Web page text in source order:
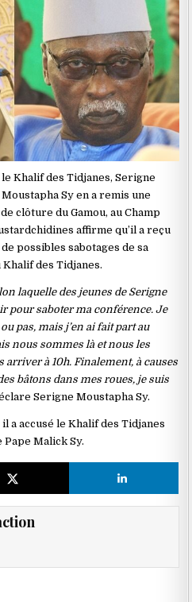
Khalif des Tidjanes, Serigne
Sy en a remis une
clôture du Gamou, au Champ
affirme qu’il a reçu
possibles sabotages de sa
des Tidjanes.
laquelle des jeunes de Serigne
pour saboter ma conférence. Je
pas, mais j’en ai fait part au
nous sommes là et nous les
arriver à 10h. Finalement, à causes
bâtons dans mes roues, je suis
Serigne Moustapha Sy.
a accusé le Khalif des Tidjanes
Pape Malick Sy.